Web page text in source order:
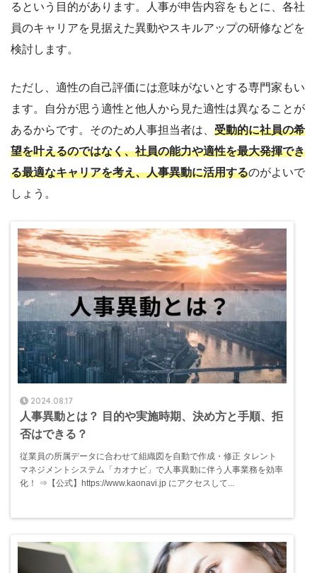
るという目的があります。人事が申告内容をもとに、各社
員のキャリアを見据えた異動やスキルアップの研修などを
検討します。
ただし、適性の自己評価には意味がないとする専門家もい
ます。自分が思う適性と他人から見た適性は異なることが
あるからです。そのため人事担当者は、 受動的に社員の希
望を叶えるのではなく、社員の能力や適性を最大発揮でき
る最適なキャリアを考え、人事異動に活用するのがよいで
しょう。
2024.08.17
人事異動とは？ 目的や実施時期、決め方と手順、拒
否はできる？
従業員の所属データに合わせて組織図を自動で作成・修正 タレント
マネジメントシステム「カオナビ」で人事異動に伴う人事業務を効率
化！ ⇒【公式】https://www.kaonavi.jp にアクセスして...